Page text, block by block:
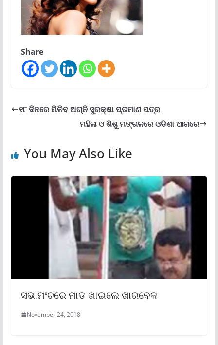
Share
୧୮ ଦିନରେ ମିଳିବ ଅଗ୍ନି ସୁରକ୍ଷା ପ୍ରମାଣ ପତ୍ର
ମହିଳା ଓ ଶିଶୁ ମଙ୍ଗଳରେ ଓଡିଶା ଆଗରେ
You May Also Like
ସଭାମଂଚରେ ମାଡ ଖାଇଲେ ଖାରବେଳ
November 24, 2018